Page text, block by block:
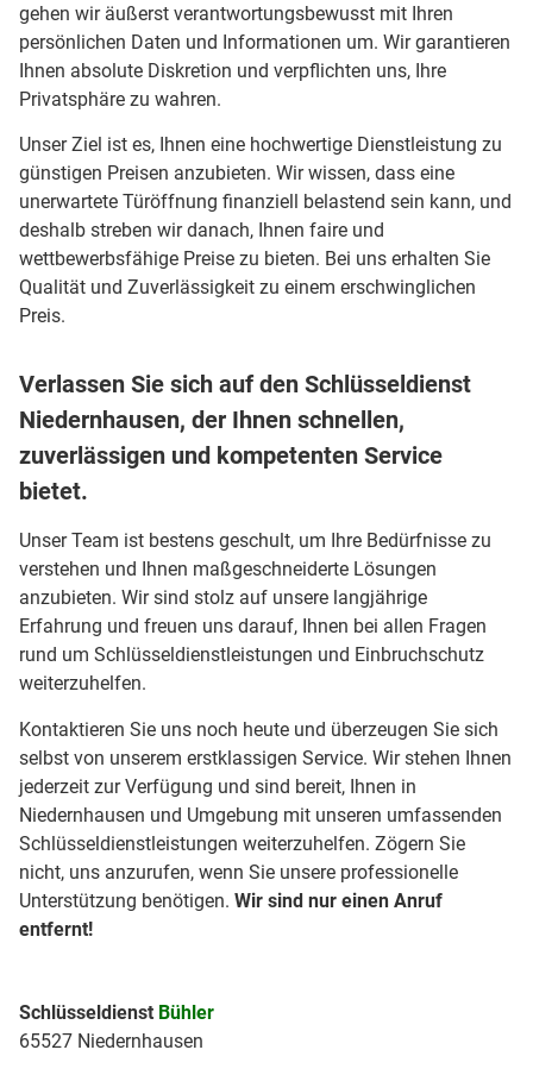
gehen wir äußerst verantwortungsbewusst mit Ihren
persönlichen Daten und Informationen um. Wir garantieren
Ihnen absolute Diskretion und verpflichten uns, Ihre
Privatsphäre zu wahren.
Unser Ziel ist es, Ihnen eine hochwertige Dienstleistung zu
günstigen Preisen anzubieten. Wir wissen, dass eine
unerwartete Türöffnung finanziell belastend sein kann, und
deshalb streben wir danach, Ihnen faire und
wettbewerbsfähige Preise zu bieten. Bei uns erhalten Sie
Qualität und Zuverlässigkeit zu einem erschwinglichen
Preis.
Verlassen Sie sich auf den Schlüsseldienst
Niedernhausen, der Ihnen schnellen,
zuverlässigen und kompetenten Service
bietet.
Unser Team ist bestens geschult, um Ihre Bedürfnisse zu
verstehen und Ihnen maßgeschneiderte Lösungen
anzubieten. Wir sind stolz auf unsere langjährige
Erfahrung und freuen uns darauf, Ihnen bei allen Fragen
rund um Schlüsseldienstleistungen und Einbruchschutz
weiterzuhelfen.
Kontaktieren Sie uns noch heute und überzeugen Sie sich
selbst von unserem erstklassigen Service. Wir stehen Ihnen
jederzeit zur Verfügung und sind bereit, Ihnen in
Niedernhausen und Umgebung mit unseren umfassenden
Schlüsseldienstleistungen weiterzuhelfen. Zögern Sie
nicht, uns anzurufen, wenn Sie unsere professionelle
Unterstützung benötigen. Wir sind nur einen Anruf
entfernt!
Schlüsseldienst Bühler
65527 Niedernhausen